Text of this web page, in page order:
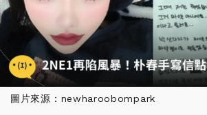
圖片來源：newharoobompark